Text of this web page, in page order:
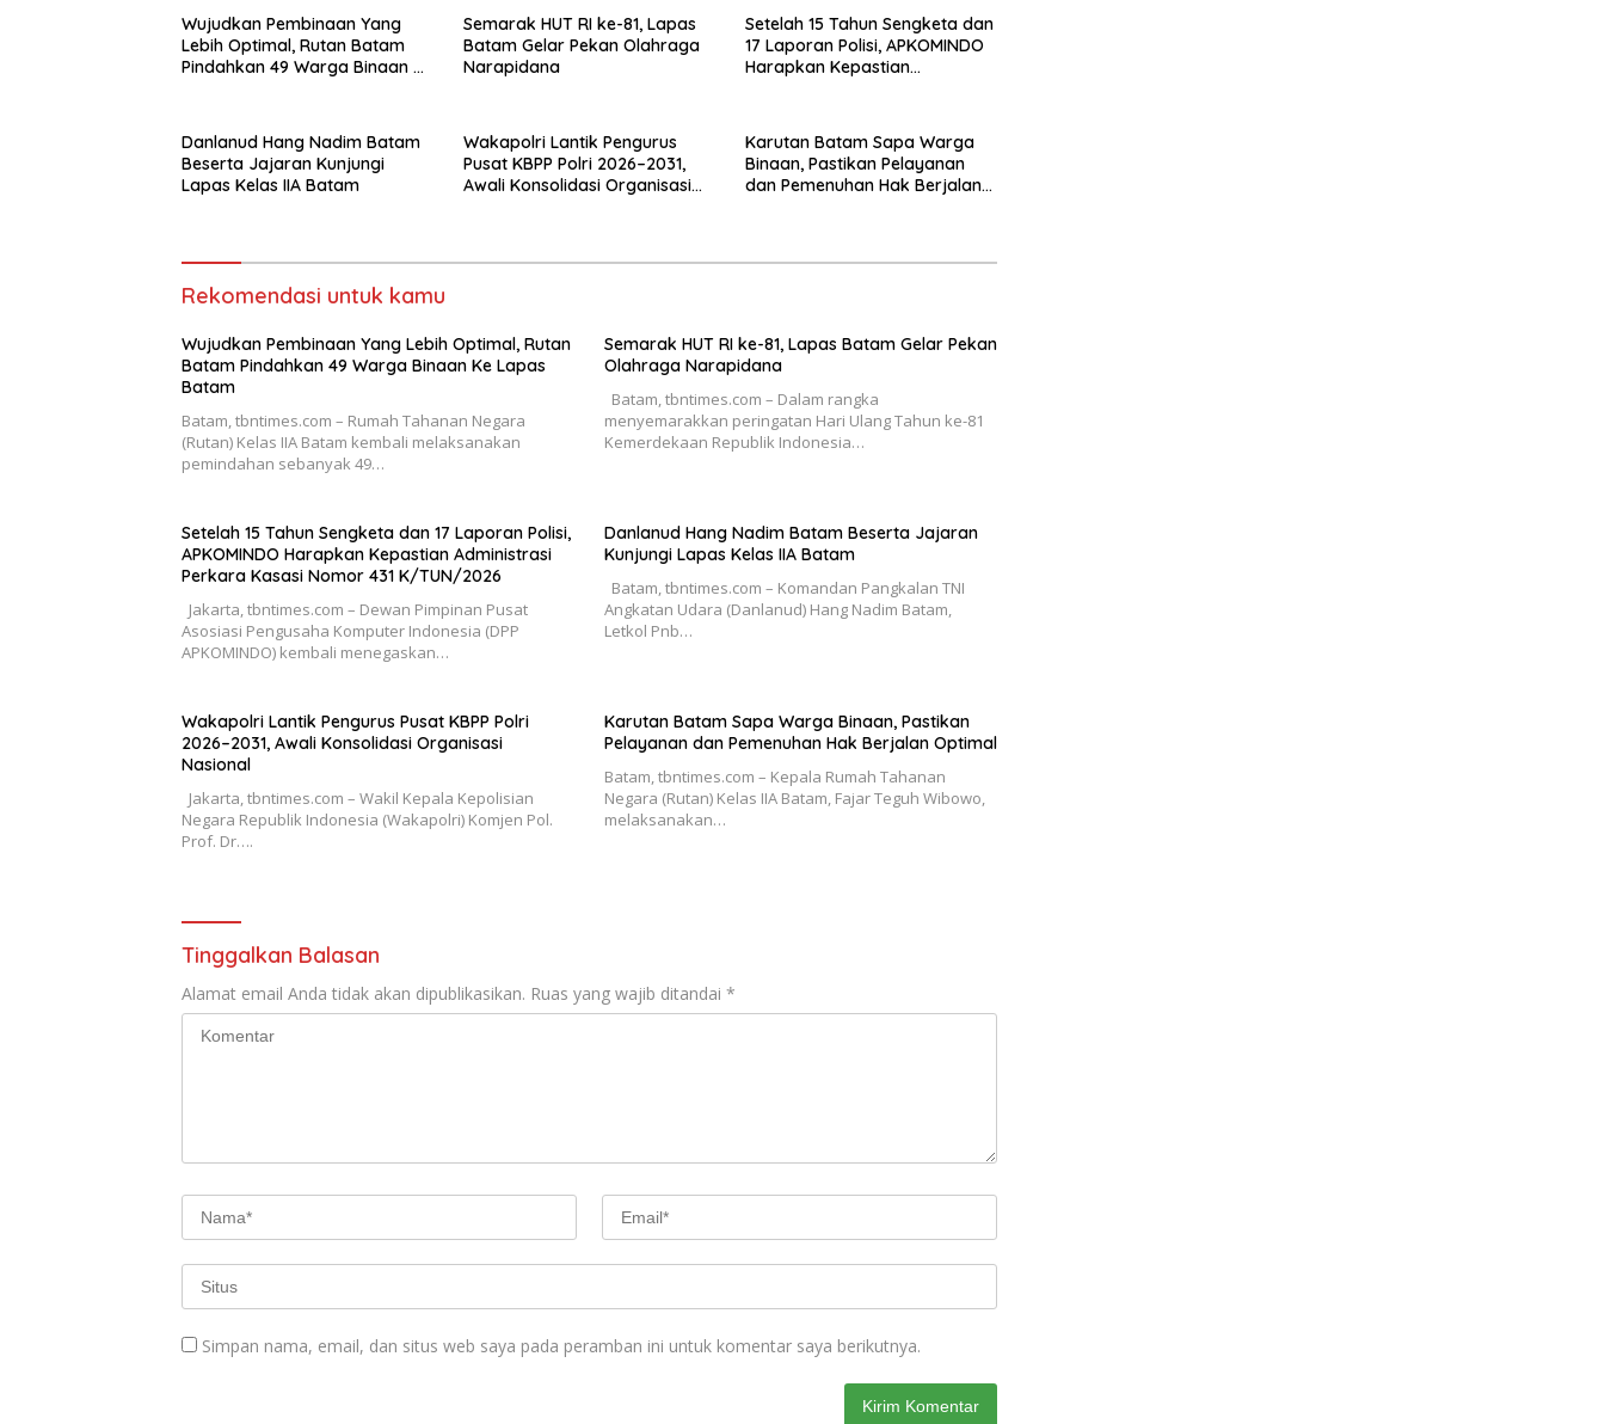
Wujudkan Pembinaan Yang
Lebih Optimal, Rutan Batam
Pindahkan 49 Warga Binaan Ke
Semarak HUT RI ke-81, Lapas
Batam Gelar Pekan Olahraga
Narapidana
Setelah 15 Tahun Sengketa dan
17 Laporan Polisi, APKOMINDO
Harapkan Kepastian
Danlanud Hang Nadim Batam
Beserta Jajaran Kunjungi
Lapas Kelas IIA Batam
Wakapolri Lantik Pengurus
Pusat KBPP Polri 2026–2031,
Awali Konsolidasi Organisasi
Karutan Batam Sapa Warga
Binaan, Pastikan Pelayanan
dan Pemenuhan Hak Berjalan
Rekomendasi untuk kamu
Wujudkan Pembinaan Yang Lebih Optimal, Rutan
Batam Pindahkan 49 Warga Binaan Ke Lapas
Batam
Batam, tbntimes.com – Rumah Tahanan Negara
(Rutan) Kelas IIA Batam kembali melaksanakan
pemindahan sebanyak 49…
Semarak HUT RI ke-81, Lapas Batam Gelar Pekan
Olahraga Narapidana
Batam, tbntimes.com – Dalam rangka
menyemarakkan peringatan Hari Ulang Tahun ke-81
Kemerdekaan Republik Indonesia…
Setelah 15 Tahun Sengketa dan 17 Laporan Polisi,
APKOMINDO Harapkan Kepastian Administrasi
Perkara Kasasi Nomor 431 K/TUN/2026
Jakarta, tbntimes.com – Dewan Pimpinan Pusat
Asosiasi Pengusaha Komputer Indonesia (DPP
APKOMINDO) kembali menegaskan…
Danlanud Hang Nadim Batam Beserta Jajaran
Kunjungi Lapas Kelas IIA Batam
Batam, tbntimes.com – Komandan Pangkalan TNI
Angkatan Udara (Danlanud) Hang Nadim Batam,
Letkol Pnb…
Wakapolri Lantik Pengurus Pusat KBPP Polri
2026–2031, Awali Konsolidasi Organisasi
Nasional
Jakarta, tbntimes.com – Wakil Kepala Kepolisian
Negara Republik Indonesia (Wakapolri) Komjen Pol.
Prof. Dr….
Karutan Batam Sapa Warga Binaan, Pastikan
Pelayanan dan Pemenuhan Hak Berjalan Optimal
Batam, tbntimes.com – Kepala Rumah Tahanan
Negara (Rutan) Kelas IIA Batam, Fajar Teguh Wibowo,
melaksanakan…
Tinggalkan Balasan
Alamat email Anda tidak akan dipublikasikan. Ruas yang wajib ditandai *
Simpan nama, email, dan situs web saya pada peramban ini untuk komentar saya berikutnya.